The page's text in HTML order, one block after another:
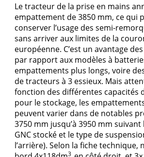
Le tracteur de la prise en mains
empattement de 3850 mm, ce qui
conserver l’usage des semi-
sans arriver aux limites de la
européenne. C’est un avantage
par rapport aux modèles à
empattements plus longs, voire
de tracteurs à 3 essieux. Mais
fonction des différentes capacités
pour le stockage, les
peuvent varier dans de notables
3750 mm jusqu’à 3950 mm
GNC stocké et le type de
l’arrière). Selon la fiche technique,
3